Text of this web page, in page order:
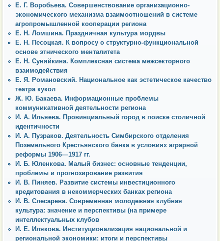
Е. Г. Воробьева. Совершенствование организационно-
экономического механизма взаимоотношений в системе
агропромышленной кооперации региона
Е. Н. Ломшина. Праздничная культура мордвы
Е. Н. Песоцкая. К вопросу о структурно-функциональной
основе этнического менталитета
Е. Н. Суняйкина. Комплексная система межсекторного
взаимодействия
Е. Я. Романовский. Национальное как эстетическое качество
театра кукол
Ж. Ю. Бакаева. Информационные проблемы
коммуникативной деятельности региона
И. А. Ильяева. Провинциальный город в поиске столичной
идентичности
И. А. Пузраков. Деятельность Симбирского отделения
Поземельного Крестьянского банка в условиях аграрной
реформы 1906—1917 гг.
И. Б. Юленкова. Малый бизнес: основные тенденции,
проблемы и прогнозирование развития
И. В. Пиняев. Развитие системы инвестиционного
кредитования в некоммерческих банках региона
И. В. Слесарева. Современная молодежная клубная
культура: значение и перспективы (на примере
интеллектуальных клубов
И. Е. Илякова. Институционализация национальной и
региональной экономики: итоги и перспективы